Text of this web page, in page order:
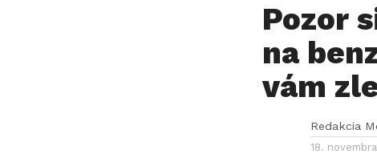
Pozor
na
vám
Redakcia
18.